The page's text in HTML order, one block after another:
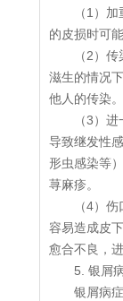
（1）
的皮损时可
（2）
滋生的情况
他人的传染。
（3）
导致继发性
形虫感染等
荨麻疹。
（4）
容易造成皮
愈合不良，
5. 银屑
银屑病